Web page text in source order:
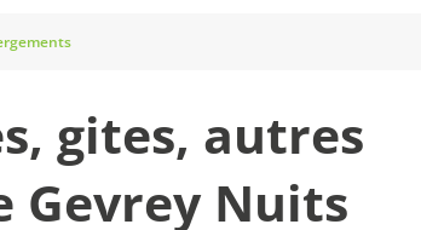
gites, autres
Gevrey Nuits